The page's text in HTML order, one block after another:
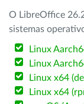
O LibreOffice
sistemas
Linux
Linux
Linux x64
Linux x64